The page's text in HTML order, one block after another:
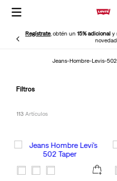
Regístrate, obtén un15% adicionaly
Jeans-Hombre-Levis-
Filtros
113